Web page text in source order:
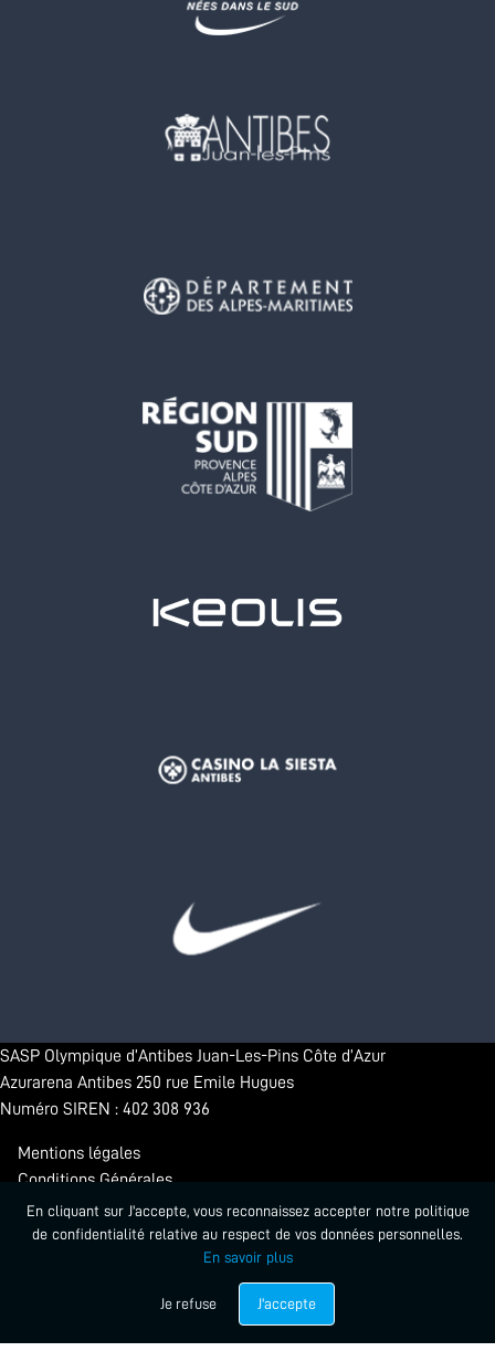
SASP Olympique d’Antibes Juan-Les-Pins Côte d’Azur
Azurarena Antibes 250 rue Emile Hugues
Numéro SIREN : 402 308 936
Mentions légales
Conditions Générales
Confidentialité
© 2026 - Antibes Sharks. Tous droits réservés.
Propulsé par Startlead
En cliquant sur J'accepte, vous reconnaissez accepter notre politique
de confidentialité relative au respect de vos données personnelles.
En savoir plus
Je refuse J'accepte